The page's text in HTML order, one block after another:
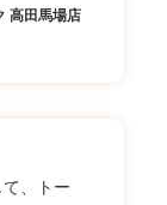
高田馬場店
、トー